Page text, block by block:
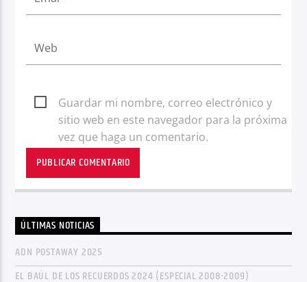
Guardar mi nombre, correo electrónico y
sitio web en este navegador para la próxima
vez que haga un comentario.
ÚLTIMAS NOTICIAS
ADN POSTAWAY 2025
EL BAÚL DE LOS RECUERDOS 2024 (ESPECIAL 2008-2009)